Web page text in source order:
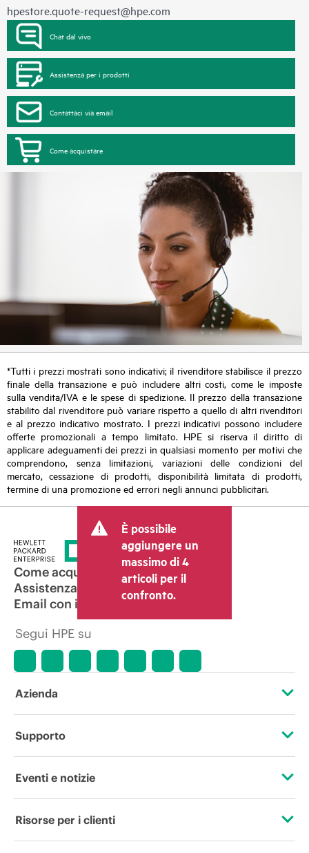
hpestore.quote-request@hpe.com
Chat dal vivo
Assistenza per i prodotti
Contattaci via email
Come acquistare
*Tutti i prezzi mostrati sono indicativi; il rivenditore stabilisce il prezzo
finale della transazione e può includere altri costi, come le imposte
sulla vendita/IVA e le spese di spedizione. Il prezzo della transazione
stabilito dal rivenditore può variare rispetto a quello di altri rivenditori
e al prezzo indicativo mostrato. I prezzi indicativi possono includere
offerte promozionali a tempo limitato. HPE si riserva il diritto di
applicare adeguamenti dei prezzi in qualsiasi momento per motivi che
comprendono, senza limitazioni, variazioni delle condizioni del
mercato, cessazione di prodotti, disponibilità limitata di prodotti,
termine di una promozione ed errori negli annunci pubblicitari.
È possibile
aggiungere un
massimo di 4
articoli per il
confronto.
Come acquistare
Assistenza per i prodotti
Email con il commerciale
Segui HPE su
Azienda
Informazioni su HPE
Responsabilità aziendale
Supporto
Operational support services
Eventi e notizie
Eventi
Risorse per i clienti